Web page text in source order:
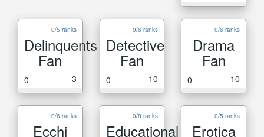
0/5 ranks
Delinquents
Fan
0 3
0/6 ranks
Detective
Fan
0 10
0/6 ranks
Drama
Fan
0 10
0/6 ranks
Ecchi
0/8 ranks
Educational
0/5 ranks
Erotica